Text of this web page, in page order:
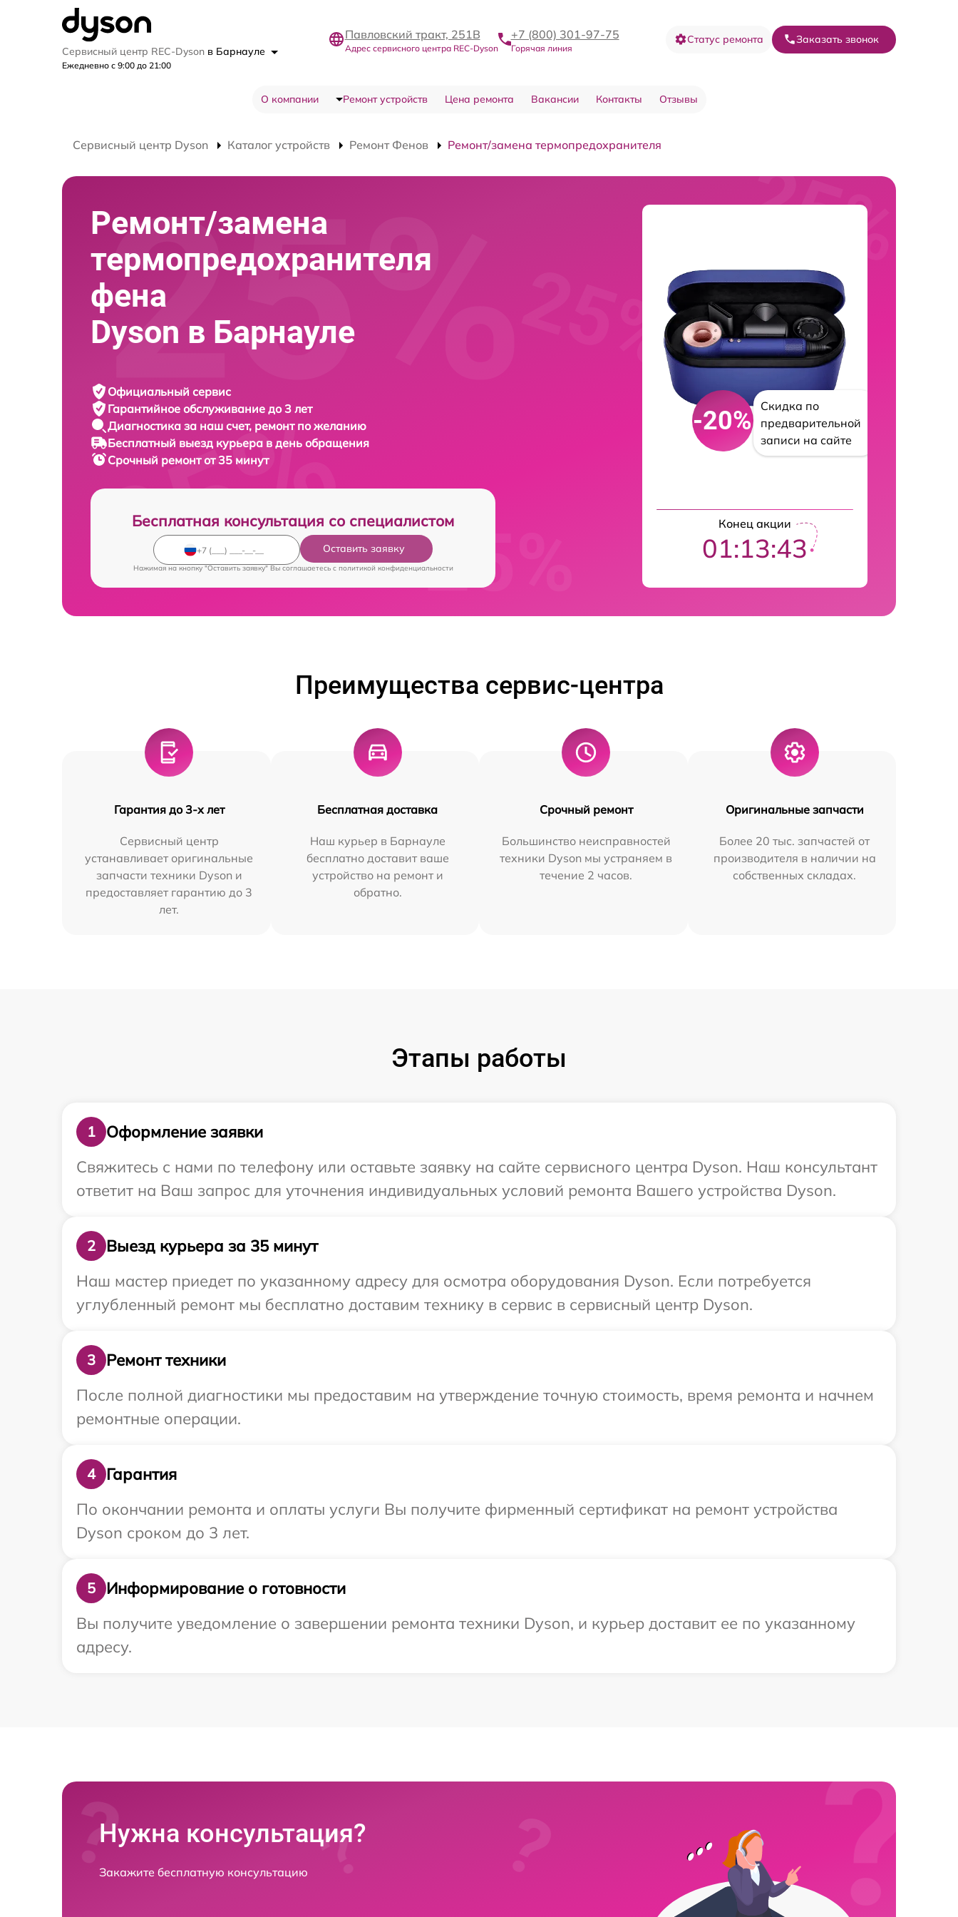
Сервисный центр REC-Dyson в Барнауле
Ежедневно с 9:00 до 21:00
Павловский тракт, 251В
Адрес сервисного центра REC-Dyson
+7 (800) 301-97-75
Горячая линия
Статус ремонта Заказать звонок
О компании Ремонт устройств Цена ремонта Вакансии Контакты Отзывы
Сервисный центр Dyson Каталог устройств Ремонт Фенов Ремонт/замена термопредохранителя
Ремонт/замена
термопредохранителя
фена
Dyson в Барнауле
Официальный сервис
Гарантийное обслуживание до 3 лет
Диагностика за наш счет, ремонт по желанию
Бесплатный выезд курьера в день обращения
Срочный ремонтот 35 минут
Бесплатная консультация со специалистом
Оставить заявку
Нажимая на кнопку "Оставить заявку" Вы соглашаетесь c политикой конфиденциальности
-20%
Скидка по
предварительной
записи на сайте
Конец акции
01:13:42
Преимущества сервис-центра
Гарантия до 3-х лет
Сервисный центр
устанавливает оригинальные
запчасти техники Dyson и
предоставляет гарантию до 3
лет.
Бесплатная доставка
Наш курьер в Барнауле
бесплатно доставит ваше
устройство на ремонт и
обратно.
Срочный ремонт
Большинство неисправностей
техники Dyson мы устраняем в
течение 2 часов.
Оригинальные запчасти
Более 20 тыс. запчастей от
производителя в наличии на
собственных складах.
Этапы работы
1
Оформление заявки
Свяжитесь с нами по телефону или оставьте заявку на сайте сервисного центра Dyson. Наш консультант
ответит на Ваш запрос для уточнения индивидуальных условий ремонта Вашего устройства Dyson.
2
Выезд курьера за 35 минут
Наш мастер приедет по указанному адресу для осмотра оборудования Dyson. Если потребуется
углубленный ремонт мы бесплатно доставим технику в сервис в сервисный центр Dyson.
3
Ремонт техники
После полной диагностики мы предоставим на утверждение точную стоимость, время ремонта и начнем
ремонтные операции.
4
Гарантия
По окончании ремонта и оплаты услуги Вы получите фирменный сертификат на ремонт устройства
Dyson сроком до 3 лет.
5
Информирование о готовности
Вы получите уведомление о завершении ремонта техники Dyson, и курьер доставит ее по указанному
адресу.
Нужна консультация?
Закажите бесплатную консультацию